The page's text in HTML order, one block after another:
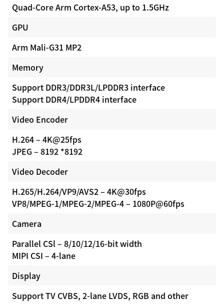
Quad-Core Arm Cortex-A53, up to 1.5GHz
GPU
Arm Mali-G31 MP2
Memory
Support DDR3/DDR3L/LPDDR3 interface
Support DDR4/LPDDR4 interface
Video Encoder
H.264 – 4K@25fps
JPEG – 8192 *8192
Video Decoder
H.265/H.264/VP9/AVS2 – 4K@30fps
VP8/MPEG-1/MPEG-2/MPEG-4 – 1080P@60fps
Camera
Parallel CSl – 8/10/12/16-bit width
MIPI CSI – 4-lane
Display
Support TV CVBS, 2-lane LVDS, RGB and other